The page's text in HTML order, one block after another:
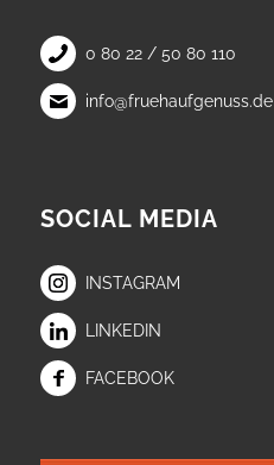
0 80 22 / 50 80 110
info@fruehaufgenuss.de
SOCIAL MEDIA
INSTAGRAM
LINKEDIN
FACEBOOK